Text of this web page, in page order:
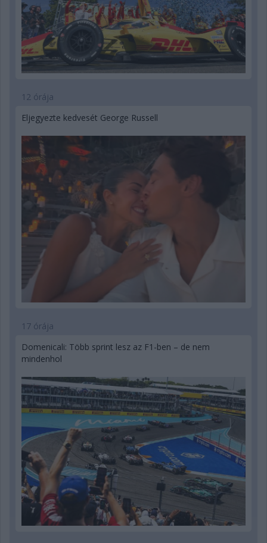
12 órája
Eljegyezte kedvesét George Russell
17 órája
Domenicali: Több sprint lesz az F1-ben – de nem
mindenhol